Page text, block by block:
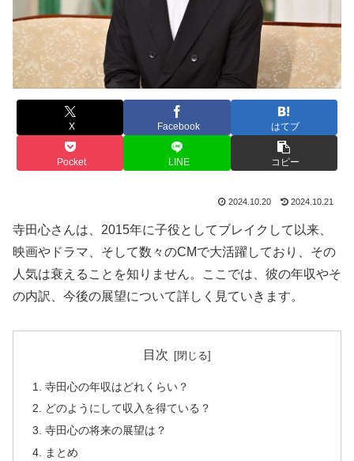
X Facebook はてブ
Pocket LINE コピー
2024.10.20 2024.10.21
寺田心さんは、2015年に子役としてブレイクして以来、
映画やドラマ、そして数々のCMで大活躍しており、その
人気は衰えることを知りません。ここでは、彼の年収やそ
の内訳、今後の展望について詳しく見ていきます。
目次
寺田心の年収はどれくらい？
どのようにして収入を得ている？
寺田心の将来の展望は？
まとめ